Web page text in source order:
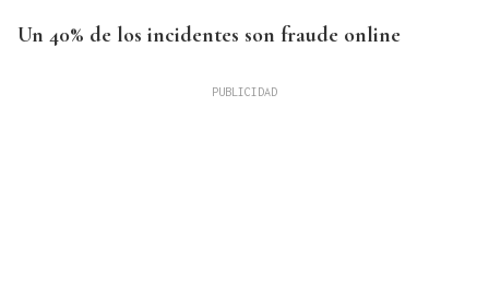
Un 40% de los incidentes son fraude online